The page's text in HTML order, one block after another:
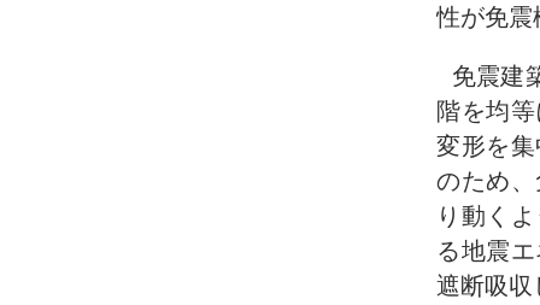
性が免震
免震建
階を均
変形を
のため
り動く
る地震
遮断吸収